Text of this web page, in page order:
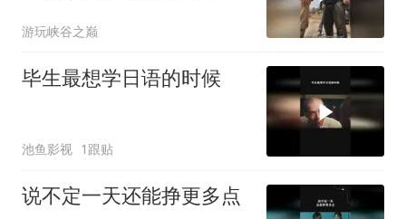
卖
游玩峡谷之巅
毕生最想学日语的时候
池鱼影视 1跟贴
说不定一天还能挣更多点